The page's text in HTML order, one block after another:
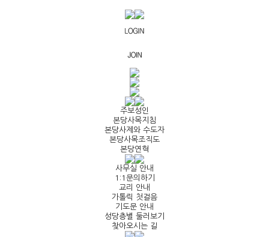
주보성인
본당사목지침
본당사제와 수도자
본당사목조직도
본당연혁
사무실 안내
1:1문의하기
교리 안내
가톨릭 첫걸음
기도문 안내
성당층별 둘러보기
찾아오시는 길